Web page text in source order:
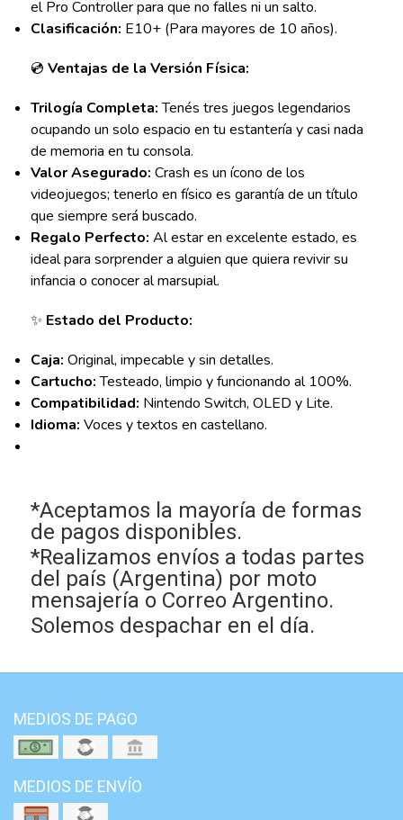
el Pro Controller para que no falles ni un salto.
Clasificación: E10+ (Para mayores de 10 años).
💿 Ventajas de la Versión Física:
Trilogía Completa:Tenés tres juegos legendarios
ocupando un solo espacio en tu estantería y casi nada
de memoria en tu consola.
Valor Asegurado: Crash es un ícono de los
videojuegos; tenerlo en físico es garantía de un título
que siempre será buscado.
Regalo Perfecto: Al estar en excelente estado, es
ideal para sorprender a alguien que quiera revivir su
infancia o conocer al marsupial.
✨ Estado del Producto:
Caja: Original, impecable y sin detalles.
Cartucho:Testeado, limpio y funcionando al 100%.
Compatibilidad: Nintendo Switch, OLED y Lite.
Idioma: Voces y textos en castellano.
*Aceptamos la mayoría de formas
de pagos disponibles.
*Realizamos envíos a todas partes
del país (Argentina) por moto
mensajería o Correo Argentino.
Solemos despachar en el día.
MEDIOS DE PAGO
MEDIOS DE ENVÍO